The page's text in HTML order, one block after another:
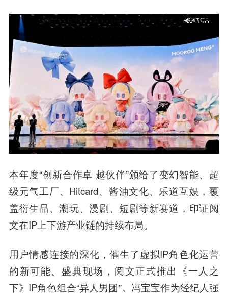
本年度“创新合作卓 越伙伴”颁给了变幻智能、超
级元气工厂、Hitcard、酱油文化、乐道互娱，覆
盖衍生品、潮玩、漫剧、短剧等新赛道，印证阅
文在IP上下游产业链的持续布局。
用户情感连接的深化，催生了虚拟IP角色化运营
的新可能。盛典现场，阅文正式推出《一人之
下》IP角色组合“异人男团”。冯宝宝作为经纪人强